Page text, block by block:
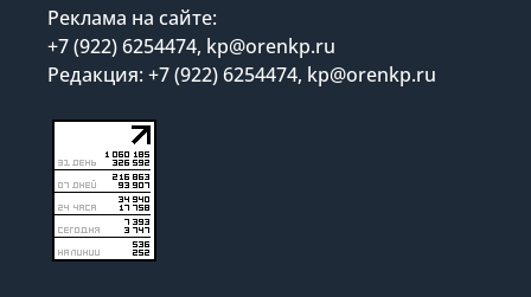
Реклама на сайте:
+7 (922) 6254474, kp@orenkp.ru
Редакция: +7 (922) 6254474, kp@orenkp.ru